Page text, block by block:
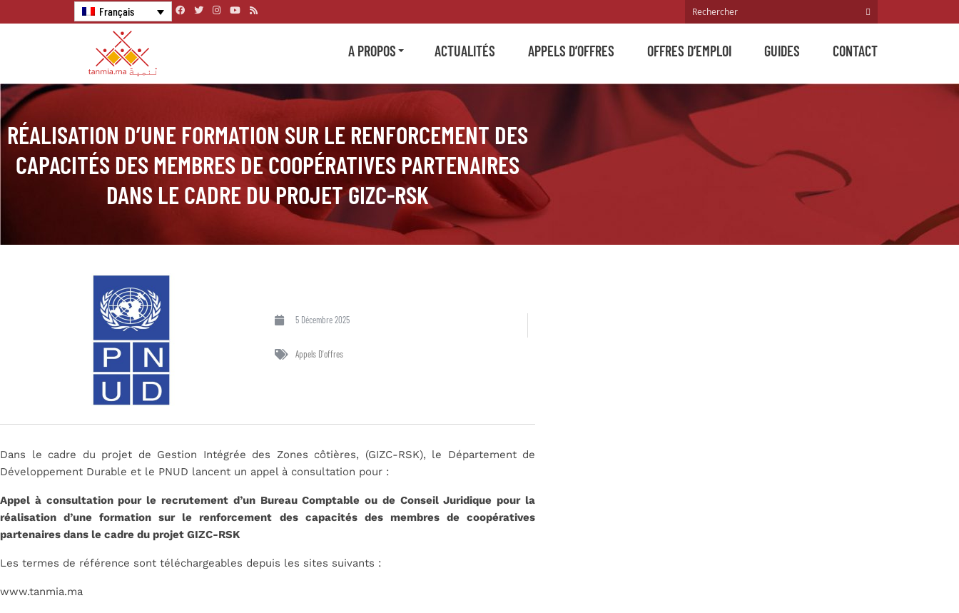
Français
A PROPOS ACTUALITÉS APPELS D’OFFRES OFFRES D’EMPLOI GUIDES CONTACT
RÉALISATION D’UNE FORMATION SUR LE RENFORCEMENT DES
CAPACITÉS DES MEMBRES DE COOPÉRATIVES PARTENAIRES
DANS LE CADRE DU PROJET GIZC-RSK
5 Décembre 2025
Appels D'offres
Dans le cadre du projet de Gestion Intégrée des Zones côtières, (GIZC-RSK), le Département de
Développement Durable et le PNUD lancent un appel à consultation pour :
Appel à consultation pour le recrutement d’un Bureau Comptable ou de Conseil Juridique pour la
réalisation d’une formation sur le renforcement des capacités des membres de coopératives
partenaires dans le cadre du projet GIZC-RSK
Les termes de référence sont téléchargeables depuis les sites suivants :
www.tanmia.ma